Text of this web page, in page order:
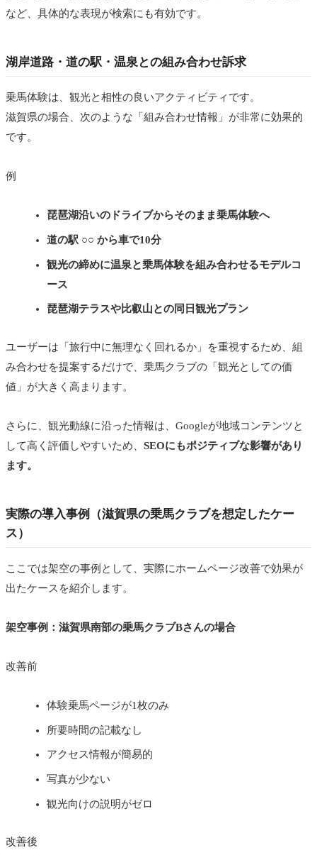
など、具体的な表現が検索にも有効です。
湖岸道路・道の駅・温泉との組み合わせ訴求
乗馬体験は、観光と相性の良いアクティビティです。
滋賀県の場合、次のような「組み合わせ情報」が非常に効果的
です。
例
琵琶湖沿いのドライブからそのまま乗馬体験へ
道の駅 ○○ から車で10分
観光の締めに温泉と乗馬体験を組み合わせるモデルコ
ース
琵琶湖テラスや比叡山との同日観光プラン
ユーザーは「旅行中に無理なく回れるか」を重視するため、組
み合わせを提案するだけで、乗馬クラブの「観光としての価
値」が大きく高まります。
さらに、観光動線に沿った情報は、Googleが地域コンテンツと
して高く評価しやすいため、 SEOにもポジティブな影響があり
ます。
実際の導入事例（滋賀県の乗馬クラブを想定したケー
ス）
ここでは架空の事例として、実際にホームページ改善で効果が
出たケースを紹介します。
架空事例：滋賀県南部の乗馬クラブBさんの場合
改善前
体験乗馬ページが1枚のみ
所要時間の記載なし
アクセス情報が簡易的
写真が少ない
観光向けの説明がゼロ
改善後